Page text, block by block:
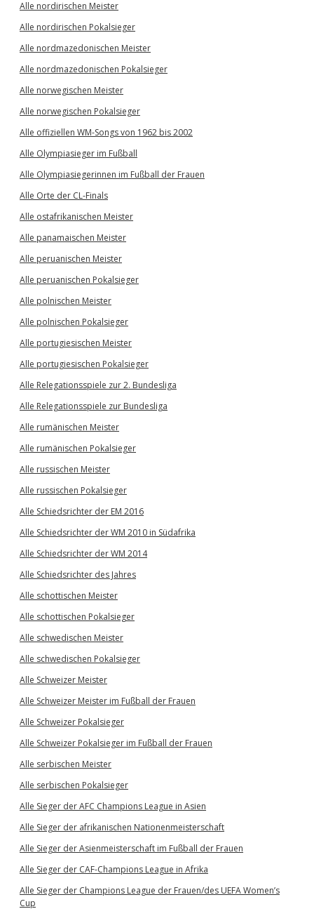
Alle nordirischen Meister
Alle nordirischen Pokalsieger
Alle nordmazedonischen Meister
Alle nordmazedonischen Pokalsieger
Alle norwegischen Meister
Alle norwegischen Pokalsieger
Alle offiziellen WM-Songs von 1962 bis 2002
Alle Olympiasieger im Fußball
Alle Olympiasiegerinnen im Fußball der Frauen
Alle Orte der CL-Finals
Alle ostafrikanischen Meister
Alle panamaischen Meister
Alle peruanischen Meister
Alle peruanischen Pokalsieger
Alle polnischen Meister
Alle polnischen Pokalsieger
Alle portugiesischen Meister
Alle portugiesischen Pokalsieger
Alle Relegationsspiele zur 2. Bundesliga
Alle Relegationsspiele zur Bundesliga
Alle rumänischen Meister
Alle rumänischen Pokalsieger
Alle russischen Meister
Alle russischen Pokalsieger
Alle Schiedsrichter der EM 2016
Alle Schiedsrichter der WM 2010 in Südafrika
Alle Schiedsrichter der WM 2014
Alle Schiedsrichter des Jahres
Alle schottischen Meister
Alle schottischen Pokalsieger
Alle schwedischen Meister
Alle schwedischen Pokalsieger
Alle Schweizer Meister
Alle Schweizer Meister im Fußball der Frauen
Alle Schweizer Pokalsieger
Alle Schweizer Pokalsieger im Fußball der Frauen
Alle serbischen Meister
Alle serbischen Pokalsieger
Alle Sieger der AFC Champions League in Asien
Alle Sieger der afrikanischen Nationenmeisterschaft
Alle Sieger der Asienmeisterschaft im Fußball der Frauen
Alle Sieger der CAF-Champions League in Afrika
Alle Sieger der Champions League der Frauen/des UEFA Women’s
Cup